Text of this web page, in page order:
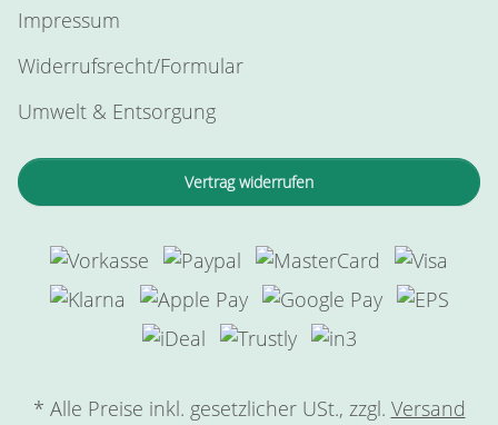
Impressum
Widerrufsrecht/Formular
Umwelt & Entsorgung
Vertrag widerrufen
* Alle Preise inkl. gesetzlicher USt., zzgl. Versand